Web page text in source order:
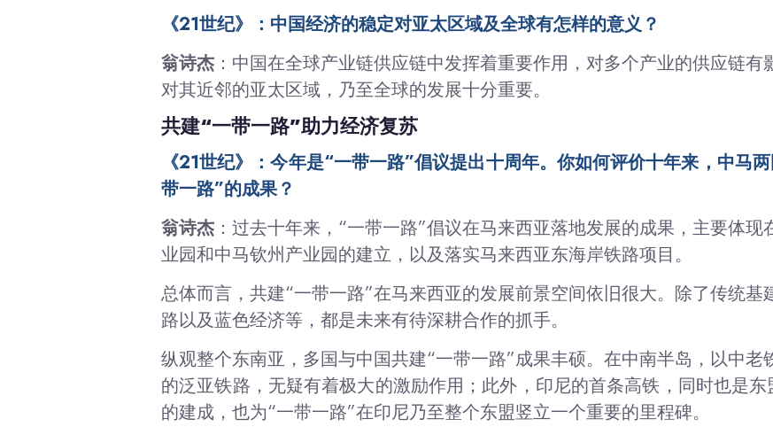
《21世纪》：中国经济的稳定对亚太区域及全球有怎样的意义？
翁诗杰 ：中国在全球产业链供应链中发挥着重要作用，对多个产业的供应链
对其近邻的亚太区域，乃至全球的发展十分重要。
共建“一带一路”助力经济复苏
《21世纪》：今年是“一带一路”倡议提出十周年。你如何评价十年来，中马
带一路”的成果？
翁诗杰 ：过去十年来，“一带一路”倡议在马来西亚落地发展的成果，主要体
业园和中马钦州产业园的建立，以及落实马来西亚东海岸铁路项目。
总体而言，共建“一带一路”在马来西亚的发展前景空间依旧很大。除了传统
路以及蓝色经济等，都是未来有待深耕合作的抓手。
纵观整个东南亚，多国与中国共建“一带一路”成果丰硕。在中南半岛，以中
的泛亚铁路，无疑有着极大的激励作用；此外，印尼的首条高铁，同时也是
的建成，也为“一带一路”在印尼乃至整个东盟竖立一个重要的里程碑。